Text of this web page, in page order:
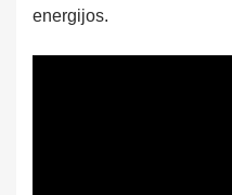
energijos.